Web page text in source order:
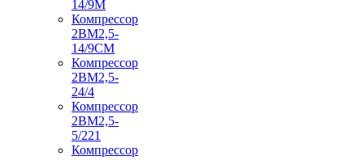
14/9М
Компрессор
2ВМ2,5-
14/9СМ
Компрессор
2ВМ2,5-
24/4
Компрессор
2ВМ2,5-
5/221
Компрессор